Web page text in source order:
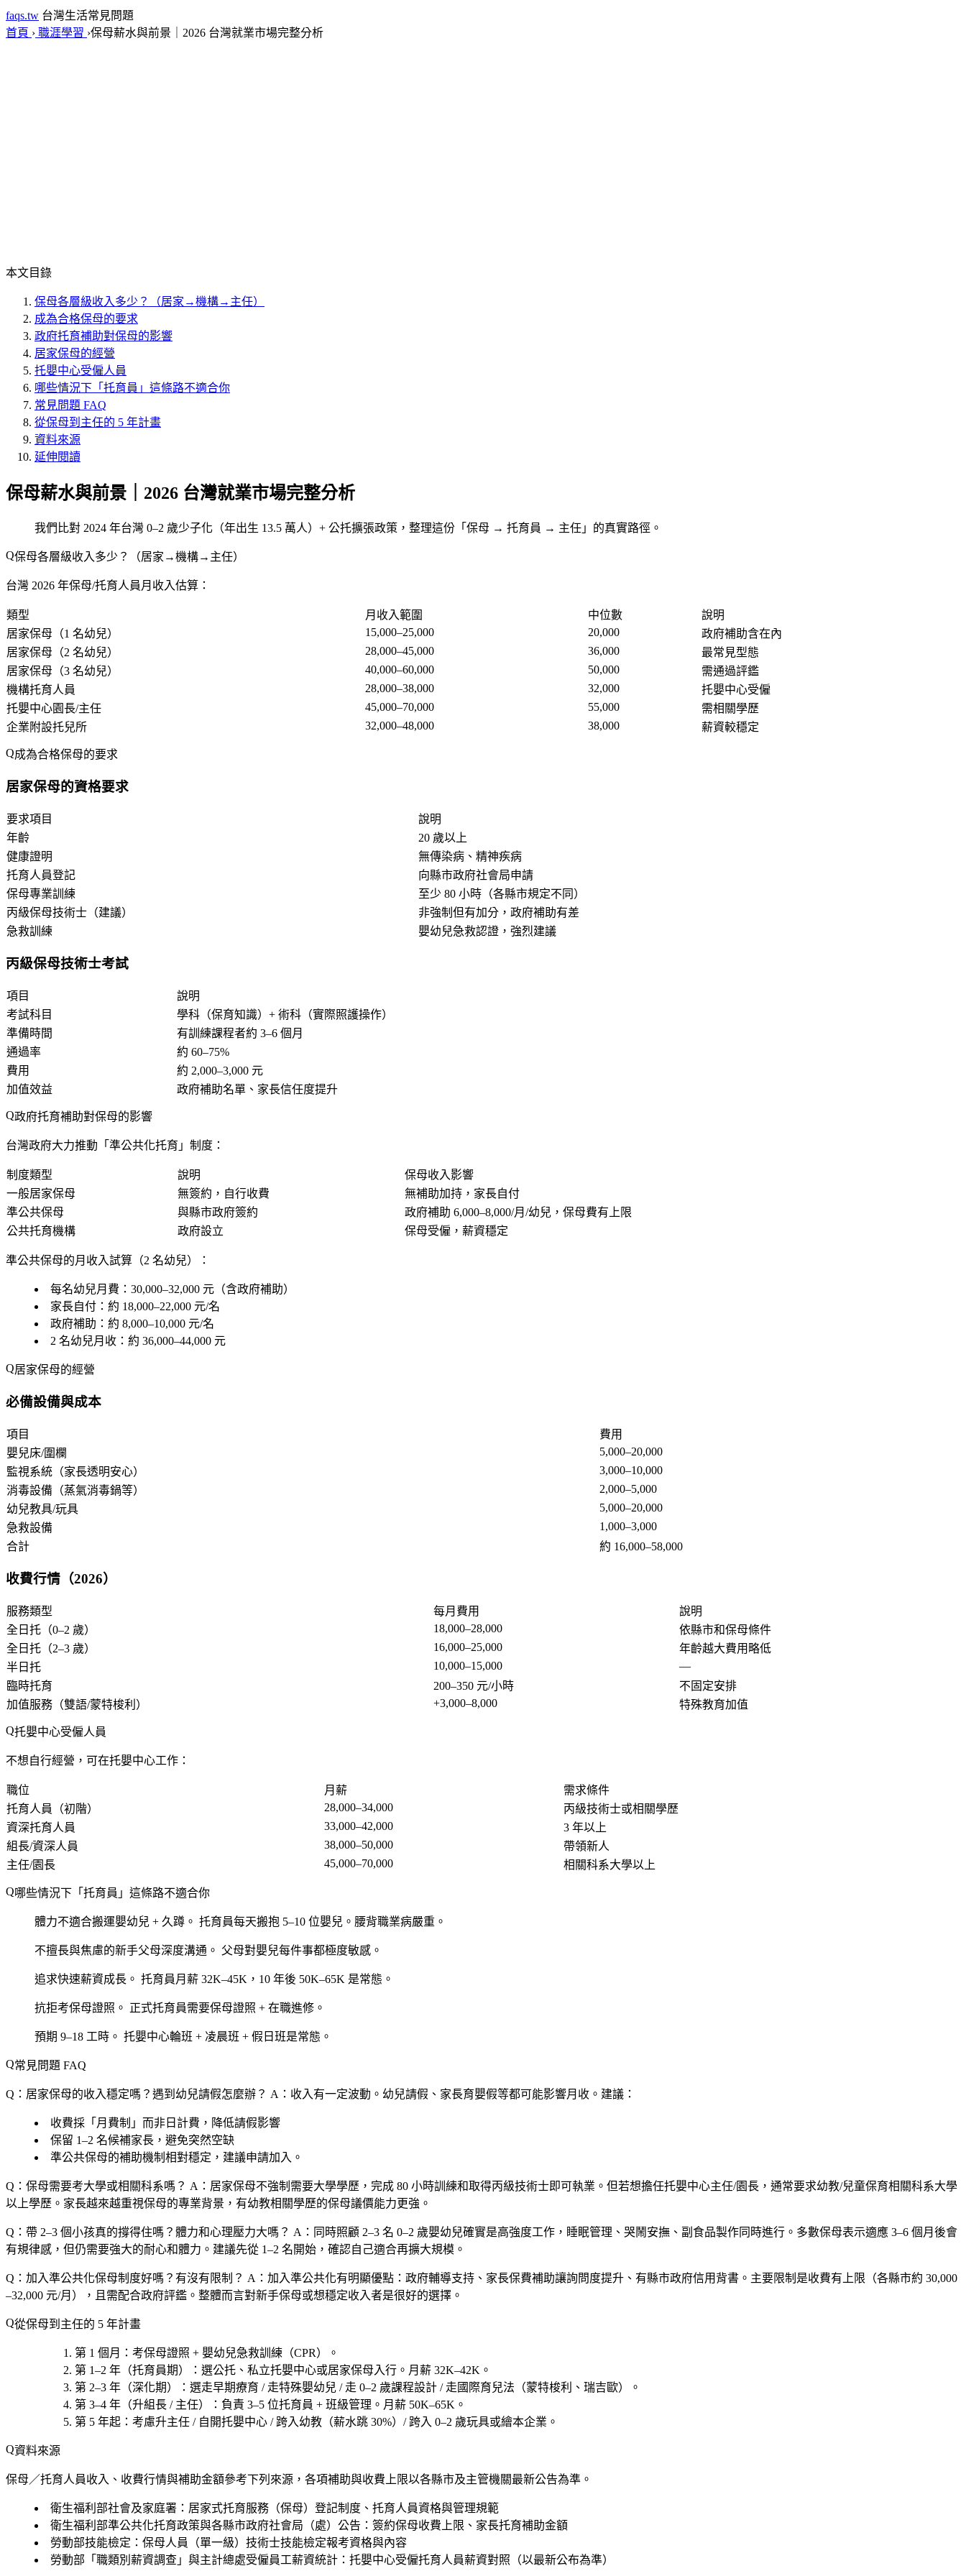
faqs.tw 台灣生活常見問題
首頁 › 職涯學習 ›保母薪水與前景｜2026 台灣就業市場完整分析
本文目錄
保母各層級收入多少？（居家→機構→主任）
成為合格保母的要求
政府托育補助對保母的影響
居家保母的經營
托嬰中心受僱人員
哪些情況下「托育員」這條路不適合你
常見問題 FAQ
從保母到主任的 5 年計畫
資料來源
延伸閱讀
保母薪水與前景｜2026 台灣就業市場完整分析
我們比對 2024 年台灣 0–2 歲少子化（年出生 13.5 萬人）+ 公托擴張政策，整理這份「保母 → 托育員 → 主任」的真實路徑。
保母各層級收入多少？（居家→機構→主任）
台灣 2026 年保母/托育人員月收入估算：
類型 月收入範圍 中位數
說明
居家保母（1 名幼兒）
15,000–25,000 20,000
政府補助含在內
居家保母（2 名幼兒）
28,000–45,000 36,000
最常見型態
居家保母（3 名幼兒）
40,000–60,000 50,000
需通過評鑑
機構托育人員
28,000–38,000 32,000
托嬰中心受僱
托嬰中心園長/主任
45,000–70,000 55,000
需相關學歷
企業附設托兒所
32,000–48,000 38,000 薪資較穩定
成為合格保母的要求
居家保母的資格要求
要求項目
說明
年齡
20 歲以上
健康證明
無傳染病、精神疾病
托育人員登記
向縣市政府社會局申請
保母專業訓練
至少 80 小時（各縣市規定不同）
丙級保母技術士（建議）
非強制但有加分，政府補助有差
急救訓練
嬰幼兒急救認證，強烈建議
丙級保母技術士考試
項目
說明
考試科目
學科（保育知識）+ 術科（實際照護操作）
準備時間
有訓練課程者約 3–6 個月
通過率
約 60–75%
費用
約 2,000–3,000 元
加值效益
政府補助名單、家長信任度提升
政府托育補助對保母的影響
台灣政府大力推動「準公共化托育」制度：
制度類型 說明
保母收入影響
一般居家保母
無簽約，自行收費
無補助加持，家長自付
準公共保母
與縣市政府簽約
政府補助 6,000–8,000/月/幼兒，保母費有上限
公共托育機構
政府設立 保母受僱，薪資穩定
準公共保母的月收入試算（2 名幼兒）：
每名幼兒月費：30,000–32,000 元（含政府補助）
家長自付：約 18,000–22,000 元/名
政府補助：約 8,000–10,000 元/名
2 名幼兒月收：約 36,000–44,000 元
居家保母的經營
必備設備與成本
項目
費用
嬰兒床/圍欄
5,000–20,000
監視系統（家長透明安心）
3,000–10,000
消毒設備（蒸氣消毒鍋等）
2,000–5,000
幼兒教具/玩具
5,000–20,000
急救設備
1,000–3,000
合計
約 16,000–58,000
收費行情（2026）
服務類型 每月費用
說明
全日托（0–2 歲）
18,000–28,000
依縣市和保母條件
全日托（2–3 歲）
16,000–25,000
年齡越大費用略低
半日托
10,000–15,000
—
臨時托育
200–350 元/小時
不固定安排
加值服務（雙語/蒙特梭利）
+3,000–8,000 特殊教育加值
托嬰中心受僱人員
不想自行經營，可在托嬰中心工作：
職位 月薪
需求條件
托育人員（初階）
28,000–34,000
丙級技術士或相關學歷
資深托育人員
33,000–42,000
3 年以上
組長/資深人員
38,000–50,000
帶領新人
主任/園長
45,000–70,000 相關科系大學以上
哪些情況下「托育員」這條路不適合你
體力不適合搬運嬰幼兒 + 久蹲。 托育員每天搬抱 5–10 位嬰兒。腰背職業病嚴重。
不擅長與焦慮的新手父母深度溝通。 父母對嬰兒每件事都極度敏感。
追求快速薪資成長。 托育員月薪 32K–45K，10 年後 50K–65K 是常態。
抗拒考保母證照。 正式托育員需要保母證照 + 在職進修。
預期 9–18 工時。 托嬰中心輪班 + 凌晨班 + 假日班是常態。
常見問題 FAQ
Q：居家保母的收入穩定嗎？遇到幼兒請假怎麼辦？ A：收入有一定波動。幼兒請假、家長育嬰假等都可能影響月收。建議：
收費採「月費制」而非日計費，降低請假影響
保留 1–2 名候補家長，避免突然空缺
準公共保母的補助機制相對穩定，建議申請加入。
Q：保母需要考大學或相關科系嗎？ A：居家保母不強制需要大學學歷，完成 80 小時訓練和取得丙級技術士即可執業。但若想擔任托嬰中心主任/園長，通常要求幼教/兒童保育相關科系大學
以上學歷。家長越來越重視保母的專業背景，有幼教相關學歷的保母議價能力更強。
Q：帶 2–3 個小孩真的撐得住嗎？體力和心理壓力大嗎？ A：同時照顧 2–3 名 0–2 歲嬰幼兒確實是高強度工作，睡眠管理、哭鬧安撫、副食品製作同時進行。多數保母表示適應 3–6 個月後會
有規律感，但仍需要強大的耐心和體力。建議先從 1–2 名開始，確認自己適合再擴大規模。
Q：加入準公共化保母制度好嗎？有沒有限制？ A：加入準公共化有明顯優點：政府輔導支持、家長保費補助讓詢問度提升、有縣市政府信用背書。主要限制是收費有上限（各縣市約 30,000
–32,000 元/月），且需配合政府評鑑。整體而言對新手保母或想穩定收入者是很好的選擇。
從保母到主任的 5 年計畫
第 1 個月 ：考保母證照 + 嬰幼兒急救訓練（CPR）
。
第 1–2 年（托育員期）
：選公托、私立托嬰中心或居家保母 入行。月薪 32K–42K。
第 2–3 年（深化期）
：選走早期療育 / 走特殊嬰幼兒 / 走 0–2 歲課程設計 / 走國際育兒法（蒙特梭利、瑞吉歐）
。
第 3–4 年（升組長 / 主任）
：負責 3–5 位托育員 + 班級管理。月薪 50K–65K。
第 5 年起 ：考慮升主任 / 自開托嬰中心 / 跨入幼教（薪水跳 30%）/ 跨入 0–2 歲玩具或繪本企業 。
資料來源
保母／托育人員收入、收費行情與補助金額參考下列來源，各項補助與收費上限以各縣市及主管機關最新公告為準。
衛生福利部社會及家庭署：居家式托育服務（保母）登記制度、托育人員資格與管理規範
衛生福利部準公共化托育政策與各縣市政府社會局（處）公告：簽約保母收費上限、家長托育補助金額
勞動部技能檢定：保母人員（單一級）技術士技能檢定報考資格與內容
勞動部「職類別薪資調查」與主計總處受僱員工薪資統計：托嬰中心受僱托育人員薪資對照（以最新公布為準）